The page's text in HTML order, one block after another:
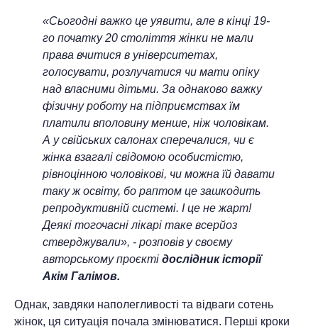
«Сьогодні важко це уявити, але в кінці 19-
го початку 20 століття жінки не мали
права вчитися в університетах,
голосувати, розлучатися чи мати опіку
над власними дітьми. За однаково важку
фізичну роботу на підприємствах їм
платили вполовину менше, ніж чоловікам.
А у свійських салонах сперечалися, чи є
жінка взагалі свідомою особистістю,
рівноцінною чоловікові, чи можна їй давати
таку ж освіту, бо раптом це зашкодить
репродуктивній системі. І це не жарт!
Деякі тогочасні лікарі таке всерйоз
стверджували», - розповів у своєму
авторському проєкті дослідник історії
Акім Галімов.
Однак, завдяки наполегливості та відваги сотень
жінок, ця ситуація почала змінюватися. Перші кроки